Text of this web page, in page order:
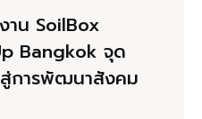
น SoilBox
Bangkok จุด
สู่การพัฒนาสังคม